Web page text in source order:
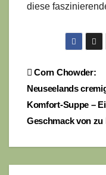
diese
Corn Chowder:
Neuseelands
Komfort-Suppe –
Geschmack von zu